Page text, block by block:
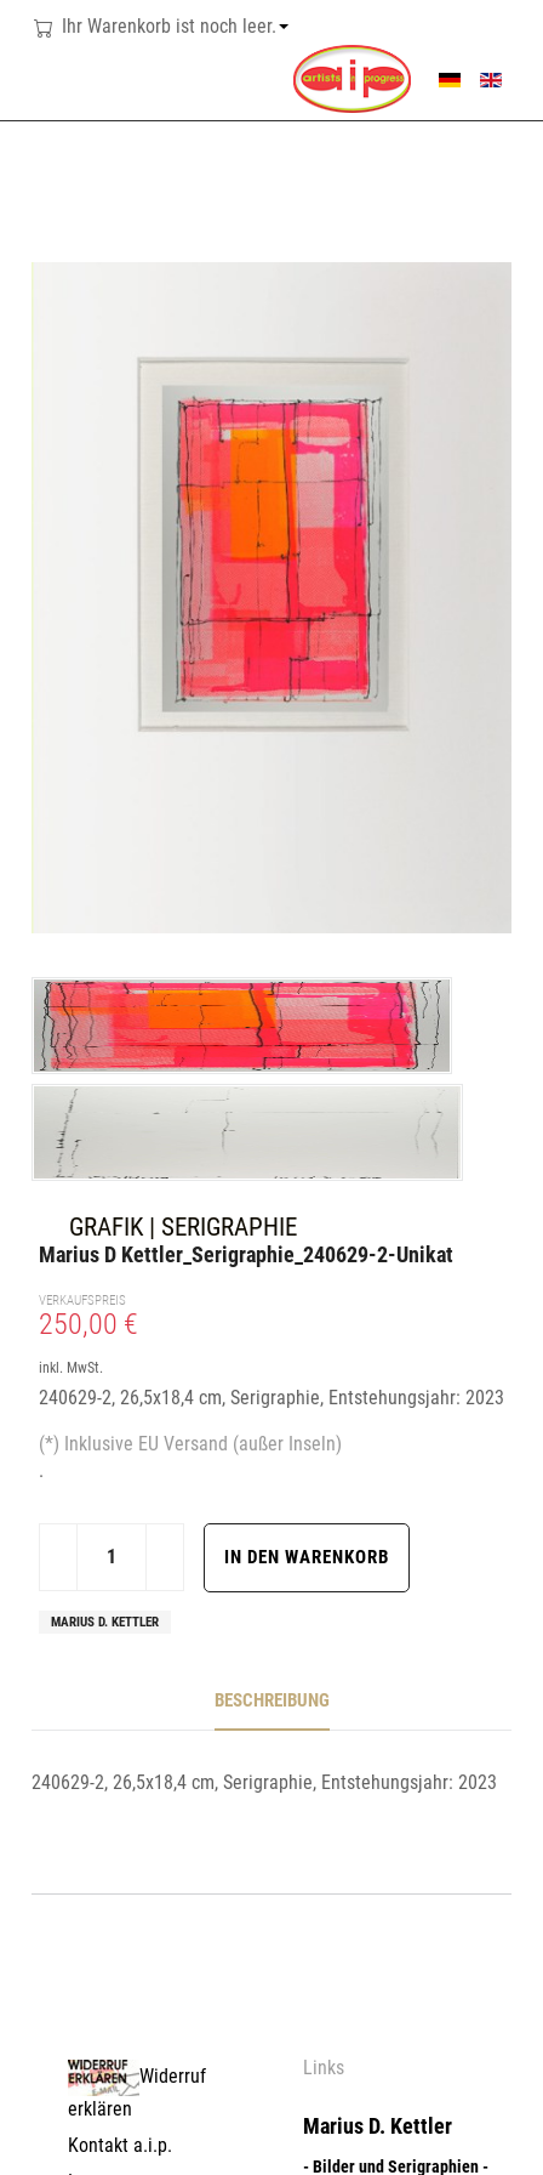
Ihr Warenkorb ist noch leer.
SPRACHE
GRAFIK | SERIGRAPHIE
Marius D Kettler_Serigraphie_240629-2-Unikat
VERKAUFSPREIS
250,00 €
inkl. MwSt.
240629-2, 26,5x18,4 cm, Serigraphie, Entstehungsjahr: 2023
(*) Inklusive EU Versand (außer Inseln)
.
MARIUS D. KETTLER
BESCHREIBUNG
240629-2, 26,5x18,4 cm, Serigraphie, Entstehungsjahr: 2023
Widerruf
erklären
Kontakt a.i.p.
Links
Marius D. Kettler
- Bilder und Serigraphien -